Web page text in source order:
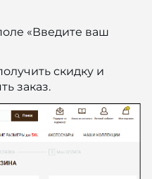
«Введите ваш
скидку и
заказ.